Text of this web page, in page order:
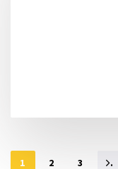
1 2 3 .